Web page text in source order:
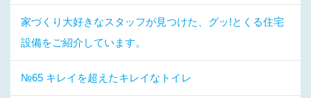
家づくり大好きなスタッフが見つけた、グッ!とくる住宅
設備をご紹介しています。
№65 キレイを超えたキレイなトイレ